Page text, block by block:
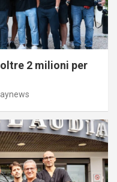
2 milioni per